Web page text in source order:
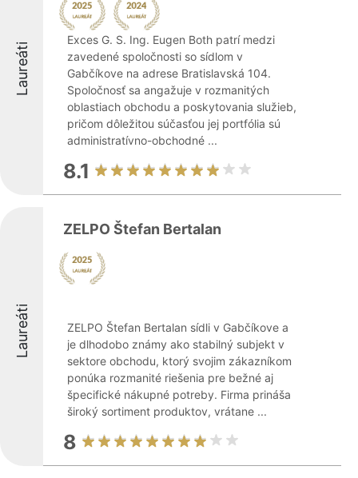
Laureáti
Exces G. S. Ing. Eugen Both patrí medzi
zavedené spoločnosti so sídlom v
Gabčíkove na adrese Bratislavská 104.
Spoločnosť sa angažuje v rozmanitých
oblastiach obchodu a poskytovania služieb,
pričom dôležitou súčasťou jej portfólia sú
administratívno-obchodné ...
8.1
Laureáti
ZELPO Štefan Bertalan
ZELPO Štefan Bertalan sídli v Gabčíkove a
je dlhodobo známy ako stabilný subjekt v
sektore obchodu, ktorý svojim zákazníkom
ponúka rozmanité riešenia pre bežné aj
špecifické nákupné potreby. Firma prináša
široký sortiment produktov, vrátane ...
8